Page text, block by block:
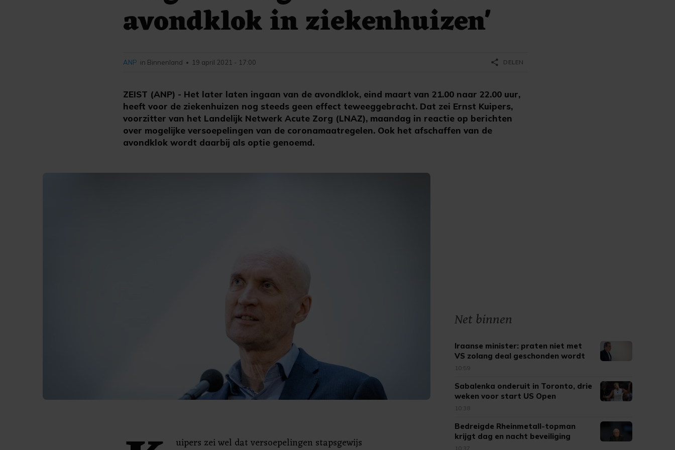
avondklok in ziekenhuizen'
ZEIST (ANP) - Het later laten ingaan van de avondklok, eind maart van 21.00 naar 22.00 uur,
heeft voor de ziekenhuizen nog steeds geen effect teweeggebracht. Dat zei Ernst Kuipers,
voorzitter van het Landelijk Netwerk Acute Zorg (LNAZ), maandag in reactie op berichten
over mogelijke versoepelingen van de coronamaatregelen. Ook het afschaffen van de
avondklok wordt daarbij als optie genoemd.
ANP in Binnenland • 19 april 2021 - 17:00 share DELEN
uipers zei wel dat versoepelingen stapsgewijs
Net binnen
Iraanse minister: praten niet met
VS zolang deal geschonden wordt
10:59
Sabalenka onderuit in Toronto, drie
weken voor start US Open
10:38
Bedreigde Rheinmetall-topman
krijgt dag en nacht beveiliging
10:37